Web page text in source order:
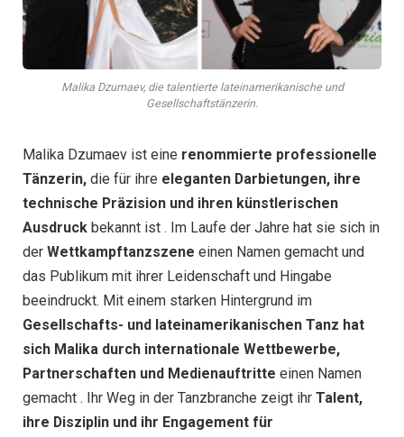
Malika Dzumaev, die talentierte lateinamerikanische und
Gesellschaftstänzerin.
Malika Dzumaev ist eine renommierte professionelle
Tänzerin, die für ihre eleganten Darbietungen, ihre
technische Präzision und ihren künstlerischen
Ausdruck bekannt ist . Im Laufe der Jahre hat sie sich in
der Wettkampftanzszene einen Namen gemacht und
das Publikum mit ihrer Leidenschaft und Hingabe
beeindruckt. Mit einem starken Hintergrund im
Gesellschafts- und lateinamerikanischen Tanz hat
sich Malika durch internationale Wettbewerbe,
Partnerschaften und Medienauftritte einen Namen
gemacht . Ihr Weg in der Tanzbranche zeigt ihr Talent,
ihre Disziplin und ihr Engagement für